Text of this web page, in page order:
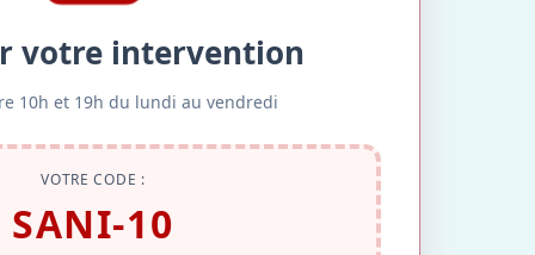
votre intervention
10h et 19h du lundi au vendredi
VOTRE CODE :
SANI-10